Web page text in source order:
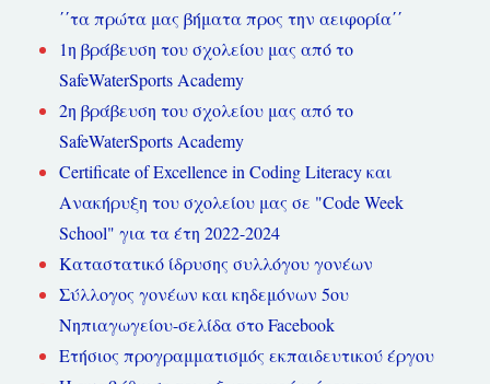
΄΄τα πρώτα μας βήματα προς την αειφορία΄΄
1η βράβευση του σχολείου μας από το
SafeWaterSports Academy
2η βράβευση του σχολείου μας από το
SafeWaterSports Academy
Certificate of Excellence in Coding Literacy και
Ανακήρυξη του σχολείου μας σε "Code Week
School" για τα έτη 2022-2024
Καταστατικό ίδρυσης συλλόγου γονέων
Σύλλογος γονέων και κηδεμόνων 5ου
Νηπιαγωγείου-σελίδα στο Facebook
Ετήσιος προγραμματισμός εκπαιδευτικού έργου